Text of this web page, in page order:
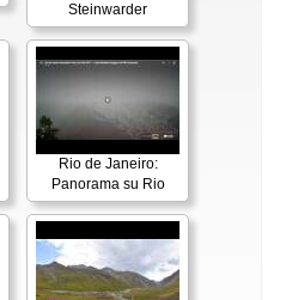
Steinwarder
Rio de Janeiro:
Panorama su Rio